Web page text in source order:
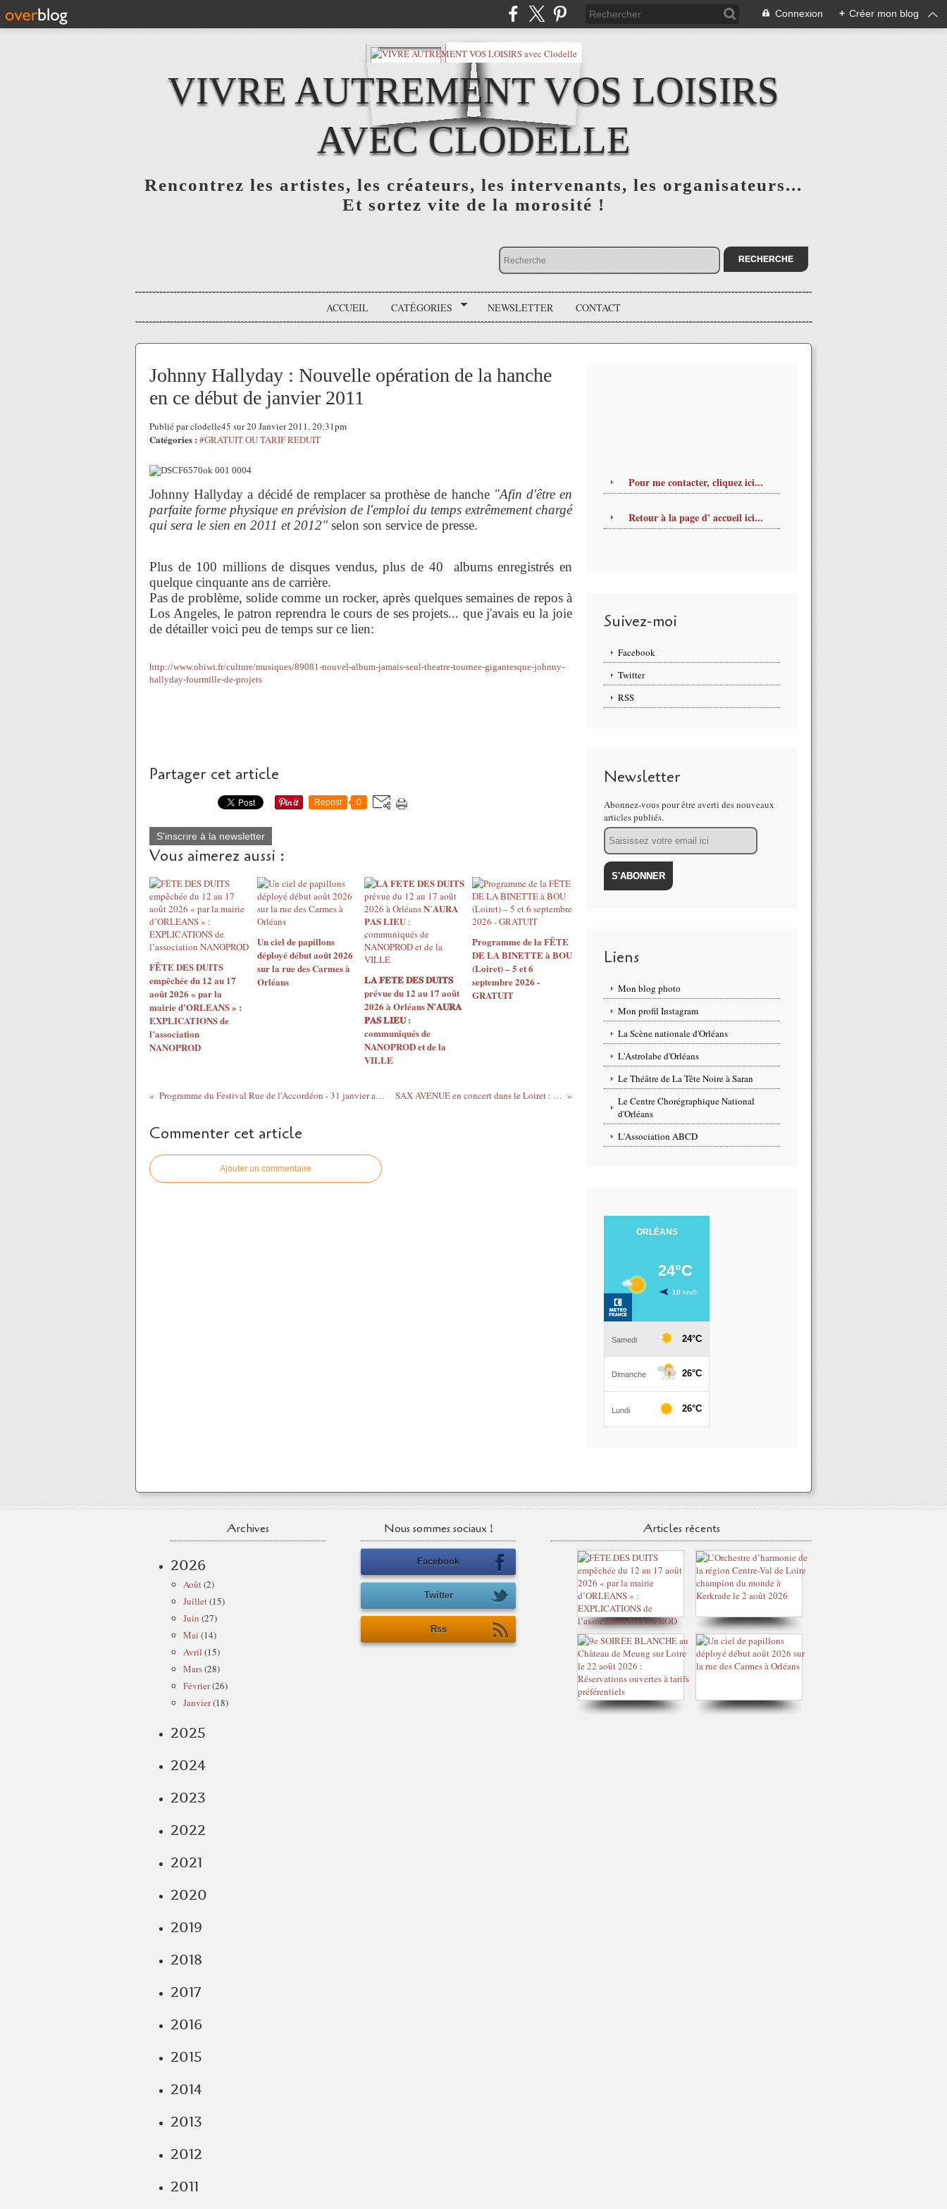
Connexion + Créer mon blog
VIVRE AUTREMENT VOS LOISIRS
AVEC CLODELLE
Rencontrez les artistes, les créateurs, les intervenants, les organisateurs...
Et sortez vite de la morosité !
ACCUEIL CATÉGORIES NEWSLETTER CONTACT
Johnny Hallyday : Nouvelle opération de la hanche
en ce début de janvier 2011
Publié par clodelle45 sur 20 Janvier 2011, 20:31pm
Catégories : #GRATUIT OU TARIF REDUIT
Johnny Hallyday a décidé de remplacer sa prothèse de hanche"Afin d'être en
parfaite forme physique en prévision de l'emploi du temps extrêmement chargé
qui sera le sien en 2011 et 2012" selon son service de presse.
Plus de 100 millions de disques vendus, plus de 40 albums enregistrés en
quelque cinquante ans de carrière.
Pas de problème, solide comme un rocker, après quelques semaines de repos à
Los Angeles, le patron reprendra le cours de ses projets... que j'avais eu la joie
de détailler voici peu de temps sur ce lien:
http://www.obiwi.fr/culture/musiques/89081-nouvel-album-jamais-seul-theatre-tournee-gigantesque-johnny-
hallyday-fourmille-de-projets
Partager cet article
Repost 0
S'inscrire à la newsletter
Vous aimerez aussi :
FÊTE DES DUITS
empêchée du 12 au 17
août 2026 « par la
mairie d’ORLEANS » :
EXPLICATIONS de
l’association
NANOPROD
Un ciel de papillons
déployé début août 2026
sur la rue des Carmes à
Orléans
𝐋𝐀 𝐅𝐄𝐓𝐄 𝐃𝐄𝐒 𝐃𝐔𝐈𝐓𝐒
prévue du 12 au 17 août
2026 à Orléans 𝐍’𝐀𝐔𝐑𝐀
𝐏𝐀𝐒 𝐋𝐈𝐄𝐔 :
communiqués de
NANOPROD et de la
VILLE
Programme de la FÊTE
DE LA BINETTE à BOU
(Loiret) – 5 et 6
septembre 2026 -
GRATUIT
Programme du Festival Rue de l'Accordéon - 31 janvier au 13 fevrier 2011 - Orléans et alentours SAX AVENUE en concert dans le Loiret : photos, vidéo et bio express...
Commenter cet article
Ajouter un commentaire
Pour me contacter, cliquez ici...
Retour à la page d' accueil ici...
Suivez-moi
Facebook
Twitter
RSS
Newsletter
Abonnez-vous pour être averti des nouveaux
articles publiés.
Email
Liens
Mon blog photo
Mon profil Instagram
La Scène nationale d'Orléans
L'Astrolabe d'Orléans
Le Théâtre de La Tête Noire à Saran
Le Centre Chorégraphique National
d'Orléans
L'Association ABCD
Archives
2026
Août(2)
Juillet(15)
Juin (27)
Mai (14)
Avril (15)
Mars(28)
Février(26)
Janvier(18)
2025
2024
2023
2022
2021
2020
2019
2018
2017
2016
2015
2014
2013
2012
2011
Nous sommes sociaux !
Facebook
Twitter
Rss
Articles récents